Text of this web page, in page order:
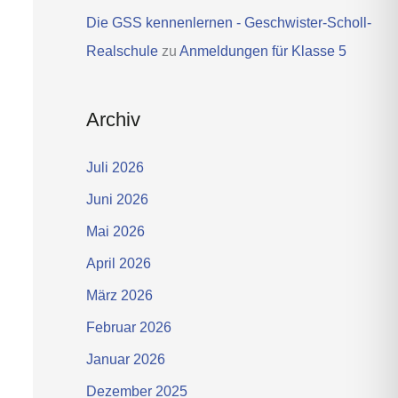
Die GSS kennenlernen - Geschwister-Scholl-
Realschulezu Anmeldungen für Klasse 5
Archiv
Juli 2026
Juni 2026
Mai 2026
April 2026
März 2026
Februar 2026
Januar 2026
Dezember 2025